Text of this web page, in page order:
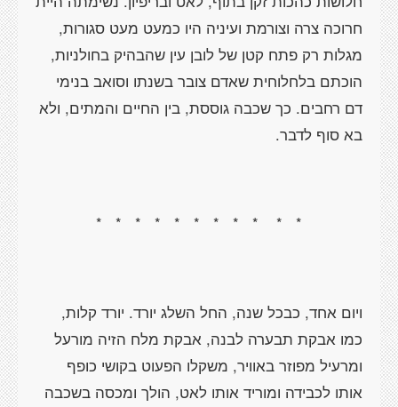
חרוכה צרה וצורמת ועיניה היו כמעט מעט סגורות,
מגלות רק פתח קטן של לובן עין שהבהיק בחולניות,
הוכתם בלחלוחית שאדם צובר בשנתו וסואב בנימי
דם רחבים. כך שכבה גוססת, בין החיים והמתים, ולא
בא סוף לדבר.
*
*
*
*
*
*
*
*
*
*
*
ויום אחד, כבכל שנה, החל השלג יורד. יורד קלות,
כמו אבקת תבערה לבנה, אבקת מלח הזיה מורעל
ומרעיל מפוזר באוויר, משקלו הפעוט בקושי כופף
אותו לכבידה ומוריד אותו לאט, הולך ומכסה בשכבה